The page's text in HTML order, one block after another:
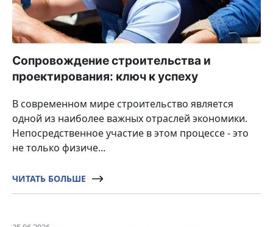
Сопровождение строительства и
проектирования: ключ к успеху
В современном мире строительство является
одной из наиболее важных отраслей экономики.
Непосредственное участие в этом процессе - это
не только физиче...
ЧИТАТЬ БОЛЬШЕ